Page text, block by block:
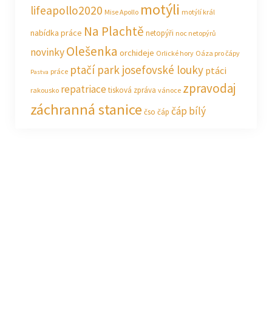
lifeapollo2020 Mise Apollo motýli motýlí král
nabídka práce Na Plachtě netopýři noc netopýrů
novinkyOlešenka orchideje Orlické hory Oáza pro čápy
Pastva práce ptačí park josefovské louky ptáci
rakousko repatriacetisková zpráva vánoce zpravodaj
záchranná stanice čso čáp čáp bílý